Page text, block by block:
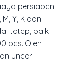
persiapan
Y, K dan
tetap, baik
pcs. Oleh
under-